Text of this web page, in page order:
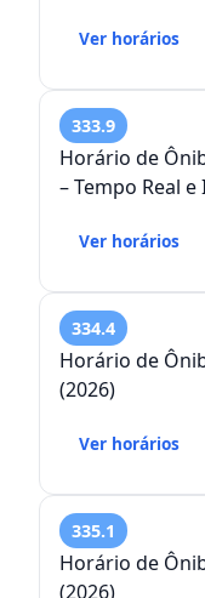
Ver horários
333.9
Horário de
– Tempo Real
Ver horários
334.4
Horário de Ônibus 334.4 –
(2026)
Ver horários
335.1
Horário de Ônibus 335.1 –
(2026)